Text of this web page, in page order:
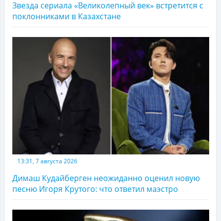
Звезда сериала «Великолепный век» встретится с
поклонниками в Казахстане
13:31, 7 августа 2026
Димаш Кудайберген неожиданно оценил новую
песню Игоря Крутого: что ответил маэстро